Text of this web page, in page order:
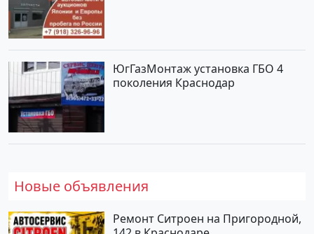
ЮгГазМонтаж установка ГБО 4
поколения Краснодар
Новые объявления
Ремонт Ситроен на Пригородной,